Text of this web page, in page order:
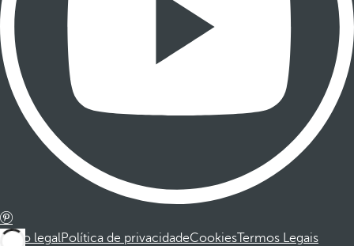
Aviso legalPolítica de privacidadeCookiesTermos Legais